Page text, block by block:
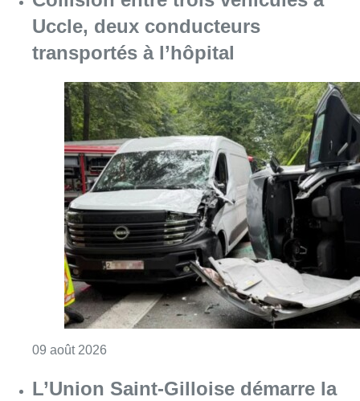
Uccle, deux conducteurs
transportés à l’hôpital
09 août 2026
L’Union Saint-Gilloise démarre la